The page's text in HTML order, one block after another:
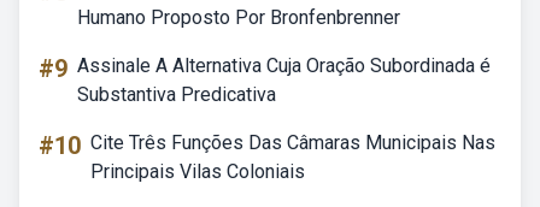
Humano Proposto Por Bronfenbrenner
#9 Assinale A Alternativa Cuja Oração Subordinada é
Substantiva Predicativa
#10 Cite Três Funções Das Câmaras Municipais Nas
Principais Vilas Coloniais